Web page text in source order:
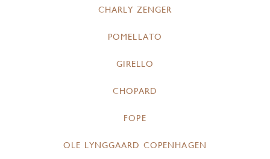
CHARLY ZENGER
POMELLATO
GIRELLO
CHOPARD
FOPE
OLE LYNGGAARD COPENHAGEN